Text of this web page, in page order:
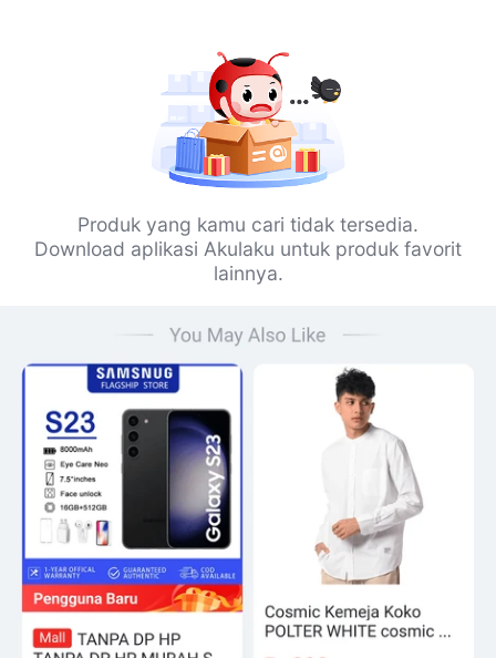
Produk yang kamu cari tidak tersedia.
Download aplikasi Akulaku untuk produk favorit
lainnya.